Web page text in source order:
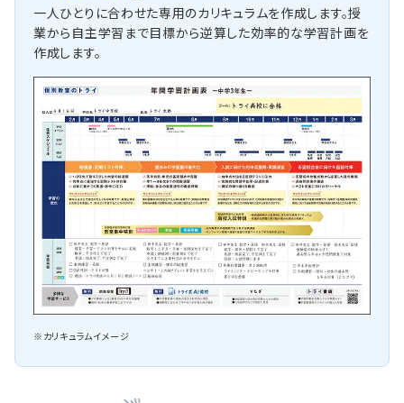
一人ひとりに合わせた専用のカリキュラムを作成します。授
業から自主学習まで目標から逆算した効率的な学習計画を
作成します。
※カリキュラムイメージ